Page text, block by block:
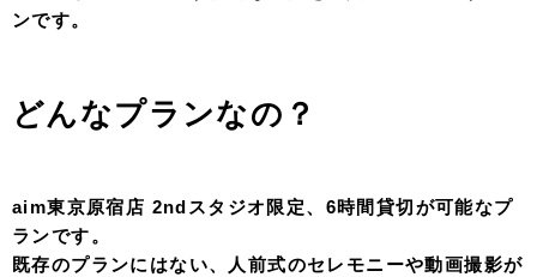
ンです。
どんなプランなの？
aim東京原宿店 2ndスタジオ限定、6時間貸切が可能なプ
ランです。
既存のプランにはない、人前式のセレモニーや動画撮影が